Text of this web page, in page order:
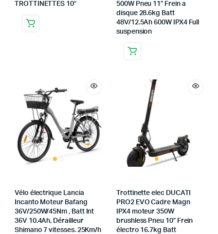
TROTTINETTES 10″
500W Pneu 11” Frein a
disque 28.6kg Batt
48V/12.5Ah 600W IPX4 Full
suspension
Vélo électrique Lancia
Incanto Moteur Bafang
36V/250W/45Nm , Batt Int
36V 10.4Ah, Dérailleur
Shimano 7 vitesses. 25Km/h
Trottinette elec DUCATI
PRO2 EVO Cadre Magn
IPX4 moteur 350W
brushless Pneu 10” Frein
électro 16.7kg Batt